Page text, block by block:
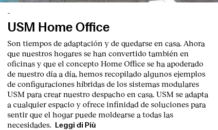
-
USM Home Office
Son tiempos de adaptación y de quedarse en casa. Ahora
que nuestros hogares se han convertido también en
oficinas y que el concepto Home Office se ha apoderado
de nuestro día a día, hemos recopilado algunos ejemplos
de configuraciones híbridas de los sistemas modulares
USM para crear nuestro despacho en casa. USM se adapta
a cualquier espacio y ofrece infinidad de soluciones para
sentir que el hogar puede moldearse a todas las
necesidades.
Leggi di Più